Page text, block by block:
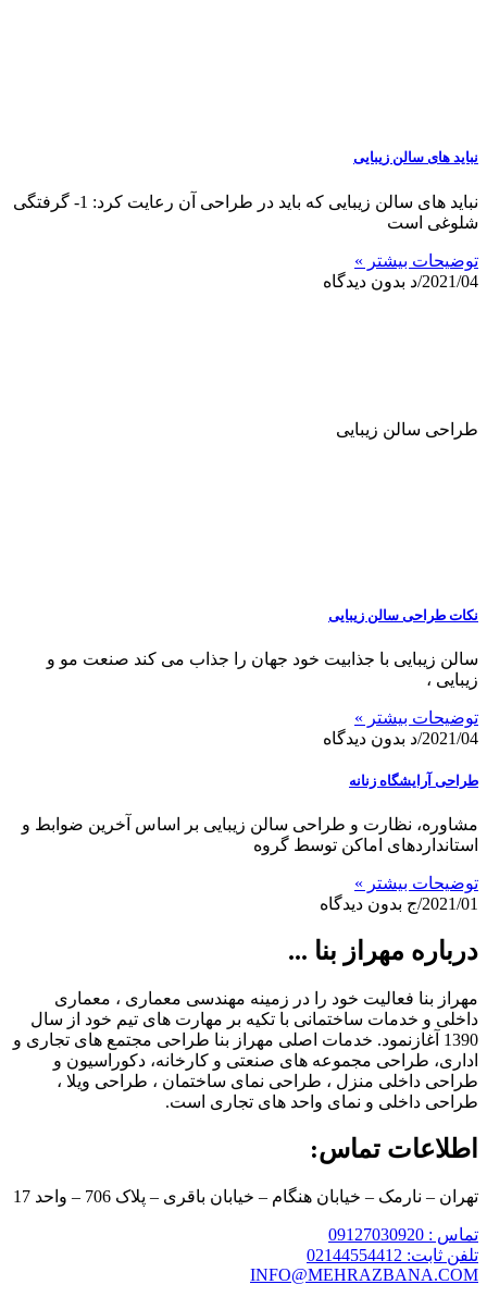
نباید های سالن زیبایی
نباید های سالن زیبایی که باید در طراحی آن رعایت کرد: 1- گرفتگی
شلوغی است
توضیحات بیشتر »
2021/04/د
بدون دیدگاه
طراحی سالن زیبایی
نکات طراحی سالن زیبایی
سالن زیبایی با جذابیت خود جهان را جذاب می کند صنعت مو و
زیبایی ،
توضیحات بیشتر »
2021/04/د
بدون دیدگاه
طراحی آرایشگاه زنانه
مشاوره، نظارت و طراحی سالن زیبایی بر اساس آخرین ضوابط و
استانداردهای اماکن توسط گروه
توضیحات بیشتر »
2021/01/ج
بدون دیدگاه
درباره مهراز بنا ...
مهراز بنا فعالیت خود را در زمینه مهندسی معماری ، معماری
داخلی و خدمات ساختمانی با تکیه بر مهارت های تیم خود از سال
1390 آغازنمود. خدمات اصلی مهراز بنا طراحی مجتمع های تجاری و
اداری، طراحی مجموعه های صنعتی و کارخانه، دکوراسیون و
طراحی داخلی منزل ، طراحی نمای ساختمان ، طراحی ویلا ،
طراحی داخلی و نمای واحد های تجاری است.
اطلاعات تماس:
تهران – نارمک – خیابان هنگام – خیابان باقری – پلاک 706 – واحد 17
تماس : 09127030920
تلفن ثابت: 02144554412
INFO@MEHRAZBANA.COM